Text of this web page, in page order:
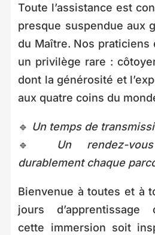
Toute l’assistance est
presque suspendue aux
du Maître. Nos praticiens
un privilège rare :
dont la générosité et
aux quatre coins du
🔹 Un temps de
🔹 Un rendez-
durablement chaque
Bienvenue à toutes et à
jours d’apprentissage
cette immersion soit